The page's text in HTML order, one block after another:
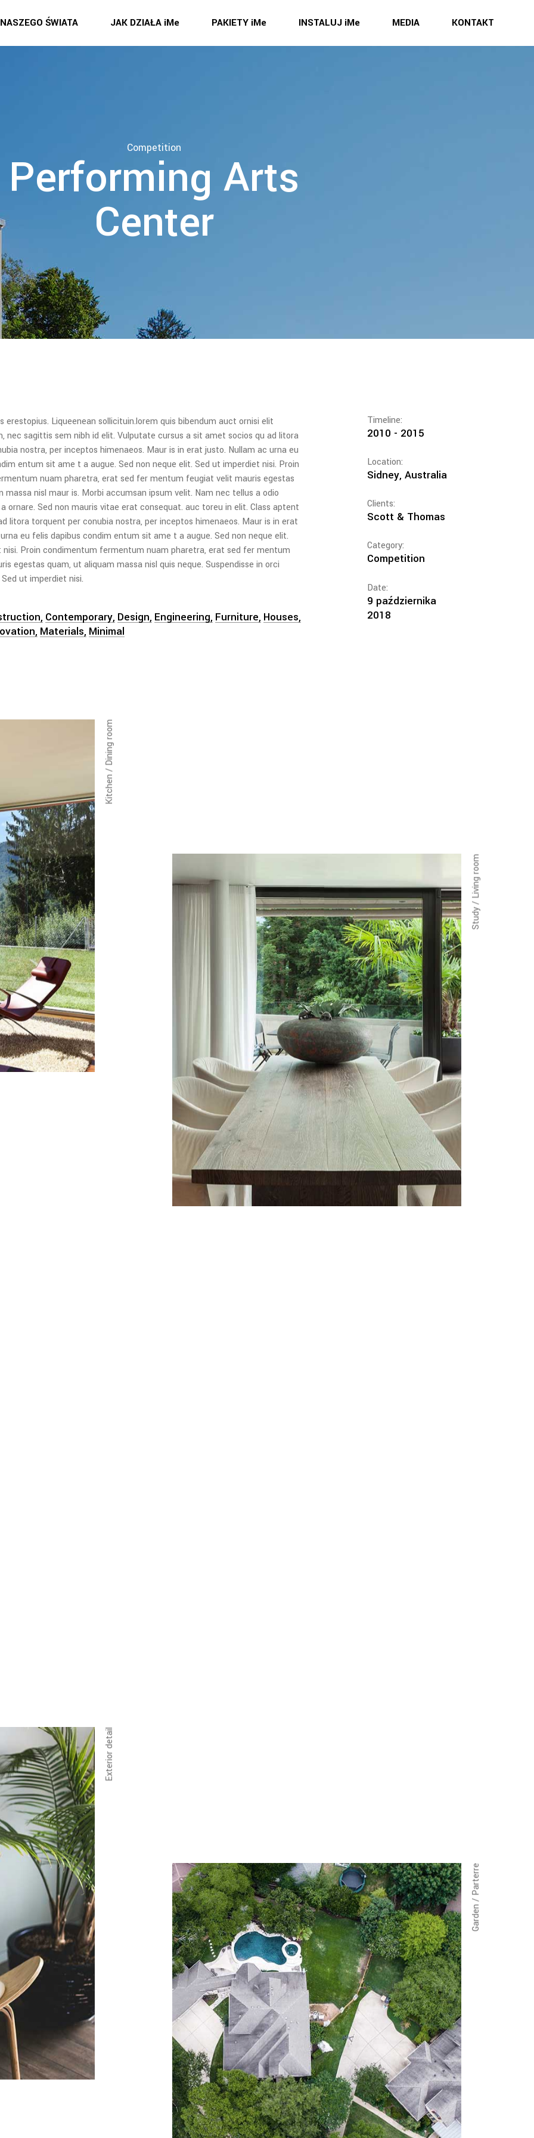
ŚWIATA JAK DZIAŁA iMe PAKIETY iMe INSTALUJ iMe MEDIA KONTAKT
Competition
Performing Arts
Center
erestopius. Liqueenean sollicituin.lorem quis bibendum auct ornisi elit
nec sagittis sem nibh id elit. Vulputate cursus a sit amet socios qu ad litora
nostra, per inceptos himenaeos. Maur is in erat justo. Nullam ac urna eu
entum sit ame t a augue. Sed non neque elit. Sed ut imperdiet nisi. Proin
nuam pharetra, erat sed fer mentum feugiat velit mauris egestas
massa nisl maur is. Morbi accumsan ipsum velit. Nam nec tellus a odio
ornare. Sed non mauris vitae erat consequat. auc toreu in elit. Class aptent
litora torquent per conubia nostra, per inceptos himenaeos. Maur is in erat
eu felis dapibus condim entum sit ame t a augue. Sed non neque elit.
nisi. Proin condimentum fermentum nuam pharetra, erat sed fer mentum
egestas quam, ut aliquam massa nisl quis neque. Suspendisse in orci
ut imperdiet nisi.
Contemporary Design Engineering Furniture Houses
Materials Minimal
Timeline:
2010 - 2015
Location:
Sidney, Australia
Clients:
Scott & Thomas
Category:
Competition
Date:
9 października
2018
Kitchen / Dining room
Study / Living room
Exterior detail
Garden / Parterre